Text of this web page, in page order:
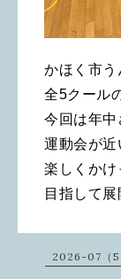
かほく市う
全5クール
今回は年中
運動会が近
楽しくかけ
2026-07（5